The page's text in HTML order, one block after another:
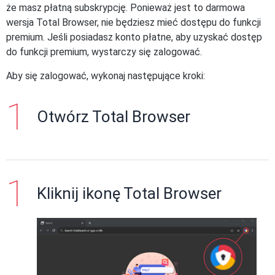
że masz płatną subskrypcję. Ponieważ jest to darmowa
wersja Total Browser, nie będziesz mieć dostępu do funkcji
premium. Jeśli posiadasz konto płatne, aby uzyskać dostęp
do funkcji premium, wystarczy się zalogować.
Aby się zalogować, wykonaj następujące kroki:
Otwórz Total Browser
Kliknij ikonę Total Browser